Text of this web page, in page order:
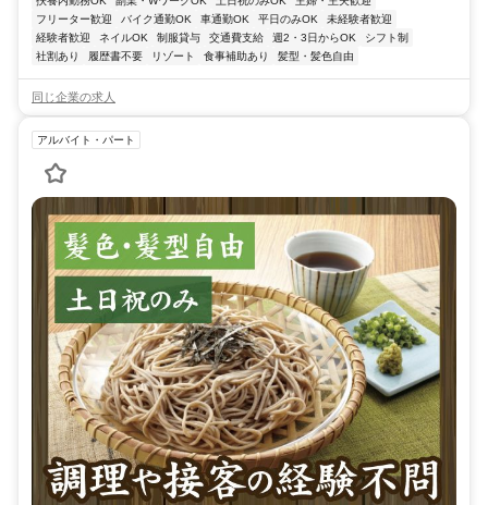
フリーター歓迎
バイク通勤OK 車通勤OK 平日のみOK
未経験者歓迎
経験者歓迎
ネイルOK 制服貸与 交通費支給 週2・3日からOK
シフト制
社割あり
履歴書不要 リゾート 食事補助あり 髪型・髪色自由
同じ企業の求人
アルバイト・パート